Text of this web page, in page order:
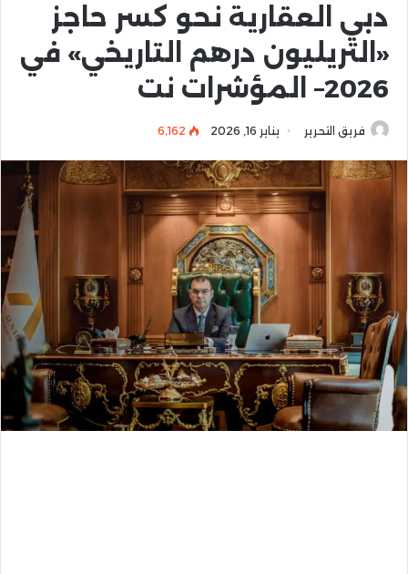
دبي العقارية نحو كسر حاجز
«التريليون درهم التاريخي» في
2026– المؤشرات نت
فريق التحرير يناير 16, 2026 6٬162